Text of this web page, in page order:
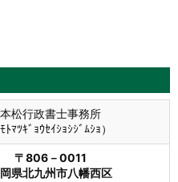
本松行政書士事務所
ﾓﾄﾏﾂｷﾞｮｳｾｲｼｮｼｼﾞﾑｼｮ）
〒806－0011
県北九州市八幡西区